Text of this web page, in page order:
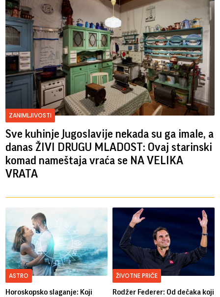
ZANIMLJIVOSTI
Sve kuhinje Jugoslavije nekada su ga imale, a
danas ŽIVI DRUGU MLADOST: Ovaj starinski
komad nameštaja vraća se NA VELIKA
VRATA
ASTRO
Horoskopsko slaganje: Koji
ŽIVOTNE PRIČE
Rodžer Federer: Od dečaka koji